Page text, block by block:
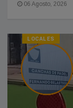
06 Agosto, 2026
LOCALES